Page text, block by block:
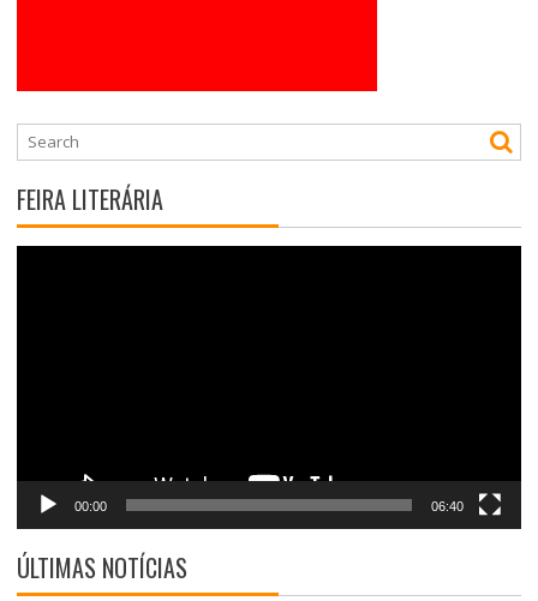
FEIRA LITERÁRIA
00:00 06:40
ÚLTIMAS NOTÍCIAS